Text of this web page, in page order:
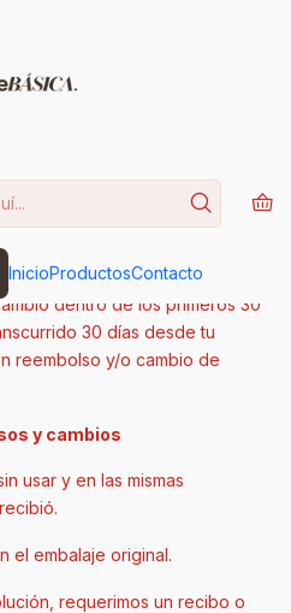
InicioProductosContacto
de reembolso
dentro de los primeros 30
30 días desde tu
reembolso y/o cambio de
y cambios
usar y en las mismas
el embalaje original.
requerimos un recibo o